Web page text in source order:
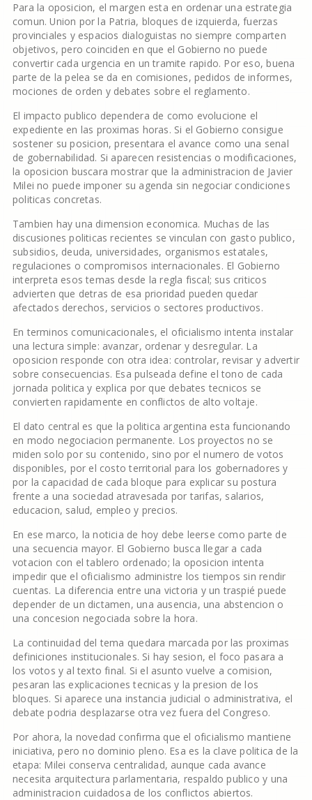
Para la oposicion, el margen esta en ordenar una estrategia
comun. Union por la Patria, bloques de izquierda, fuerzas
provinciales y espacios dialoguistas no siempre comparten
objetivos, pero coinciden en que el Gobierno no puede
convertir cada urgencia en un tramite rapido. Por eso, buena
parte de la pelea se da en comisiones, pedidos de informes,
mociones de orden y debates sobre el reglamento.
El impacto publico dependera de como evolucione el
expediente en las proximas horas. Si el Gobierno consigue
sostener su posicion, presentara el avance como una senal
de gobernabilidad. Si aparecen resistencias o modificaciones,
la oposicion buscara mostrar que la administracion de Javier
Milei no puede imponer su agenda sin negociar condiciones
politicas concretas.
Tambien hay una dimension economica. Muchas de las
discusiones politicas recientes se vinculan con gasto publico,
subsidios, deuda, universidades, organismos estatales,
regulaciones o compromisos internacionales. El Gobierno
interpreta esos temas desde la regla fiscal; sus criticos
advierten que detras de esa prioridad pueden quedar
afectados derechos, servicios o sectores productivos.
En terminos comunicacionales, el oficialismo intenta instalar
una lectura simple: avanzar, ordenar y desregular. La
oposicion responde con otra idea: controlar, revisar y advertir
sobre consecuencias. Esa pulseada define el tono de cada
jornada politica y explica por que debates tecnicos se
convierten rapidamente en conflictos de alto voltaje.
El dato central es que la politica argentina esta funcionando
en modo negociacion permanente. Los proyectos no se
miden solo por su contenido, sino por el numero de votos
disponibles, por el costo territorial para los gobernadores y
por la capacidad de cada bloque para explicar su postura
frente a una sociedad atravesada por tarifas, salarios,
educacion, salud, empleo y precios.
En ese marco, la noticia de hoy debe leerse como parte de
una secuencia mayor. El Gobierno busca llegar a cada
votacion con el tablero ordenado; la oposicion intenta
impedir que el oficialismo administre los tiempos sin rendir
cuentas. La diferencia entre una victoria y un traspié puede
depender de un dictamen, una ausencia, una abstencion o
una concesion negociada sobre la hora.
La continuidad del tema quedara marcada por las proximas
definiciones institucionales. Si hay sesion, el foco pasara a
los votos y al texto final. Si el asunto vuelve a comision,
pesaran las explicaciones tecnicas y la presion de los
bloques. Si aparece una instancia judicial o administrativa, el
debate podria desplazarse otra vez fuera del Congreso.
Por ahora, la novedad confirma que el oficialismo mantiene
iniciativa, pero no dominio pleno. Esa es la clave politica de la
etapa: Milei conserva centralidad, aunque cada avance
necesita arquitectura parlamentaria, respaldo publico y una
administracion cuidadosa de los conflictos abiertos.